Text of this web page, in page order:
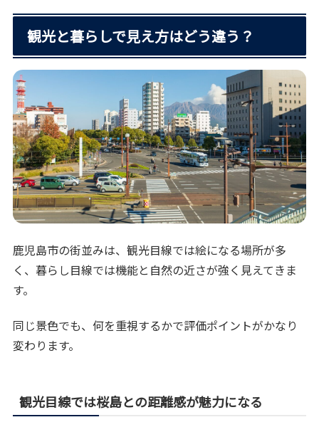
観光と暮らしで見え方はどう違う？
鹿児島市の街並みは、観光目線では絵になる場所が多
く、暮らし目線では機能と自然の近さが強く見えてきま
す。
同じ景色でも、何を重視するかで評価ポイントがかなり
変わります。
観光目線では桜島との距離感が魅力になる